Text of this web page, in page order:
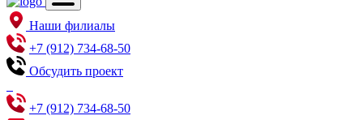
Наши филиалы
+7 (912) 734-68-50
Обсудить проект
+7 (912) 734-68-50